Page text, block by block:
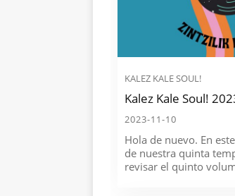
KALEZ KALE SOUL!
Kalez Kale Soul!
2023-11-10
Hola de nuevo. En
de nuestra quinta
revisar el quinto